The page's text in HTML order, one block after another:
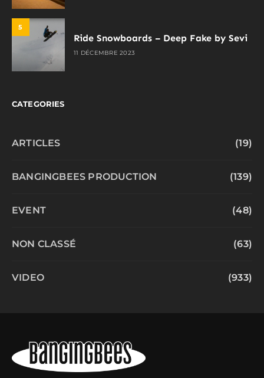
5
Ride Snowboards – Deep Fake by Sevi
11 DÉCEMBRE 2023
CATEGORIES
ARTICLES (19)
BANGINGBEES PRODUCTION (139)
EVENT (48)
NON CLASSÉ (63)
VIDEO (933)